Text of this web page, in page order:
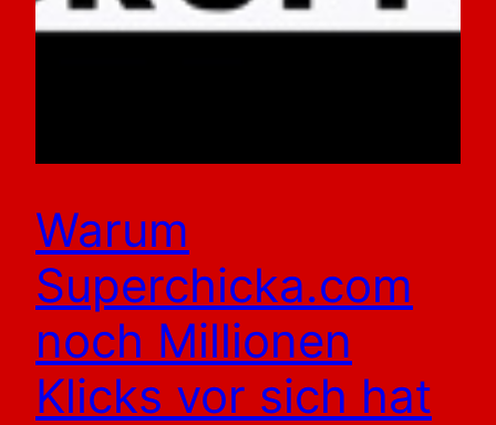
Warum
Superchicka.com
noch Millionen
Klicks vor sich hat